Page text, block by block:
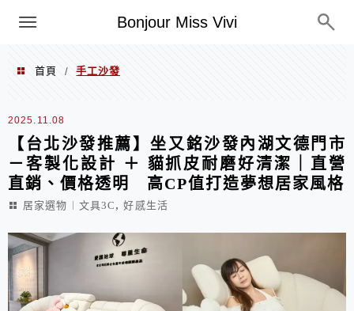
Bonjour Miss Vivi
選單
首頁 / 手工沙發
手工沙發
2025.11.08
【台北沙發推薦】坐又銘沙發內湖文德門市
－客製化設計 ＋ 貓抓皮耐磨好清潔｜直營
直銷、價格透明 高CP值打造夢想居家風格
居家選物︱文具3C ,好感生活